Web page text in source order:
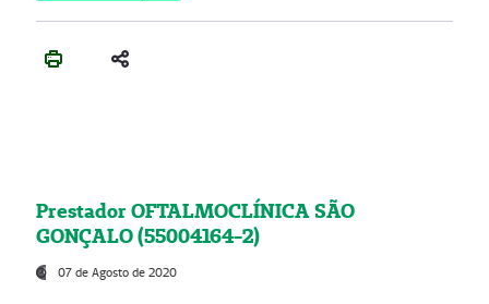
Prestador OFTALMOCLÍNICA SÃO
GONÇALO (55004164-2)
07 de Agosto de 2020